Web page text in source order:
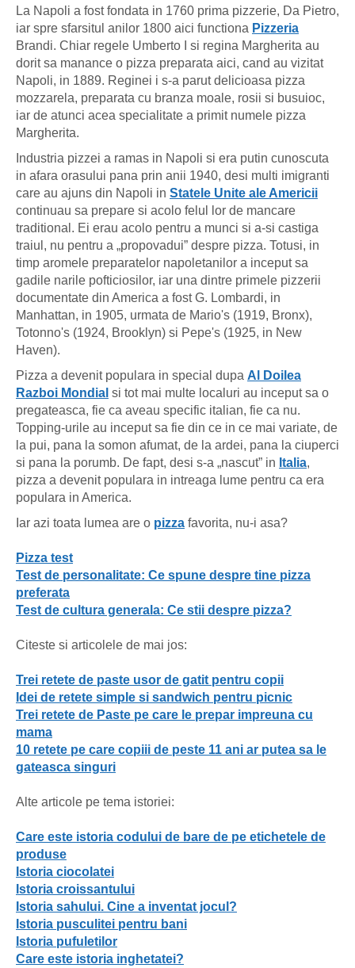
La Napoli a fost fondata in 1760 prima pizzerie, Da Pietro,
iar spre sfarsitul anilor 1800 aici functiona Pizzeria
Brandi. Chiar regele Umberto I si regina Margherita au
dorit sa manance o pizza preparata aici, cand au vizitat
Napoli, in 1889. Reginei i s-a parut delicioasa pizza
mozzarela, preparata cu branza moale, rosii si busuioc,
iar de atunci acea specialitate a primit numele pizza
Margherita.
Industria pizzei a ramas in Napoli si era putin cunoscuta
in afara orasului pana prin anii 1940, desi multi imigranti
care au ajuns din Napoli in Statele Unite ale Americii
continuau sa prepare si acolo felul lor de mancare
traditional. Ei erau acolo pentru a munci si a-si castiga
traiul, nu pentru a „propovadui” despre pizza. Totusi, in
timp aromele preparatelor napoletanilor a inceput sa
gadile narile pofticiosilor, iar una dintre primele pizzerii
documentate din America a fost G. Lombardi, in
Manhattan, in 1905, urmata de Mario's (1919, Bronx),
Totonno's (1924, Brooklyn) si Pepe's (1925, in New
Haven).
Pizza a devenit populara in special dupa Al Doilea
Razboi Mondial si tot mai multe localuri au inceput sa o
pregateasca, fie ca aveau specific italian, fie ca nu.
Topping-urile au inceput sa fie din ce in ce mai variate, de
la pui, pana la somon afumat, de la ardei, pana la ciuperci
si pana la porumb. De fapt, desi s-a „nascut” in Italia,
pizza a devenit populara in intreaga lume pentru ca era
populara in America.
Iar azi toata lumea are o pizza favorita, nu-i asa?
Pizza test
Test de personalitate: Ce spune despre tine pizza
preferata
Test de cultura generala: Ce stii despre pizza?
Citeste si articolele de mai jos:
Trei retete de paste usor de gatit pentru copii
Idei de retete simple si sandwich pentru picnic
Trei retete de Paste pe care le prepar impreuna cu
mama
10 retete pe care copiii de peste 11 ani ar putea sa le
gateasca singuri
Alte articole pe tema istoriei:
Care este istoria codului de bare de pe etichetele de
produse
Istoria ciocolatei
Istoria croissantului
Istoria sahului. Cine a inventat jocul?
Istoria pusculitei pentru bani
Istoria pufuletilor
Care este istoria inghetatei?